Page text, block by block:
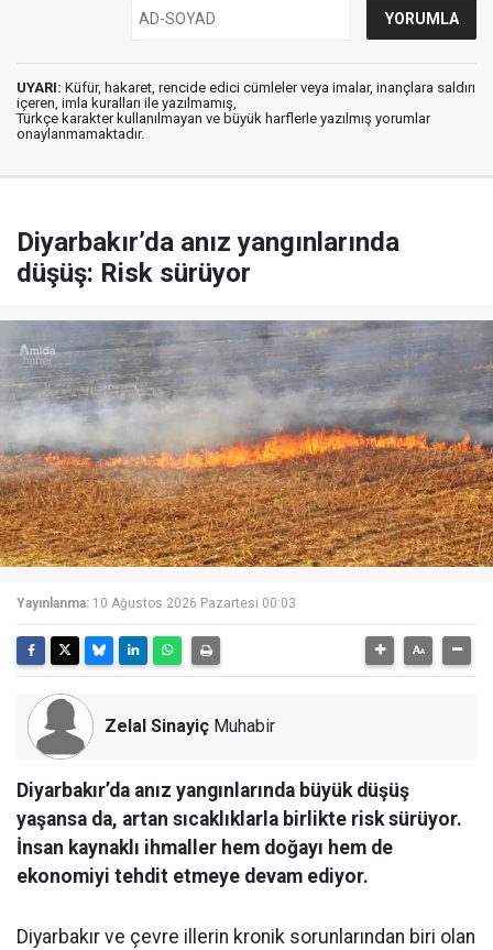
UYARI: Küfür, hakaret, rencide edici cümleler veya imalar, inançlara saldırı
içeren, imla kuralları ile yazılmamış,
Türkçe karakter kullanılmayan ve büyük harflerle yazılmış yorumlar
onaylanmamaktadır.
Diyarbakır’da anız yangınlarında
düşüş: Risk sürüyor
Yayınlanma: 10 Ağustos 2026 Pazartesi 00:03
Zelal Sinayiç Muhabir
Diyarbakır’da anız yangınlarında büyük düşüş
yaşansa da, artan sıcaklıklarla birlikte risk sürüyor.
İnsan kaynaklı ihmaller hem doğayı hem de
ekonomiyi tehdit etmeye devam ediyor.
Diyarbakır ve çevre illerin kronik sorunlarından biri olan